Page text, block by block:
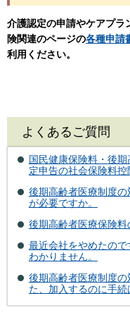
介護認定の申請やケアプラ
険関連のページの各種申請
利用ください。
よくあるご質問
国民健康保険料・後
定申告の社会保険料控
後期高齢者医療制度
が必要ですか。
後期高齢者医療保険料
最近会社をやめたの
わかりません。
後期高齢者医療制度
た、加入するのに手続